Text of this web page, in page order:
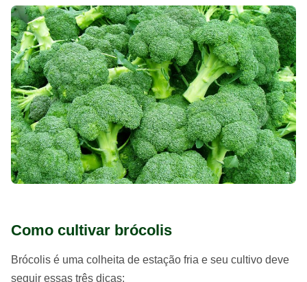
Como cultivar brócolis
Brócolis é uma colheita de estação fria e seu cultivo deve
seguir essas três dicas: